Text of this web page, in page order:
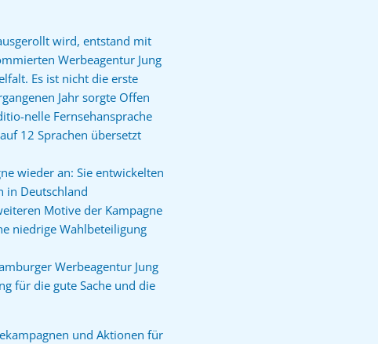
wird, entstand mit
Werbeagentur Jung
Es ist nicht die erste
Jahr sorgte Offen
nelle Fernsehansprache
12 Sprachen übersetzt
wieder an: Sie entwickelten
in Deutschland
Motive der Kampagne
niedrige Wahlbeteiligung
Werbeagentur Jung
für die gute Sache und die
und Aktionen für